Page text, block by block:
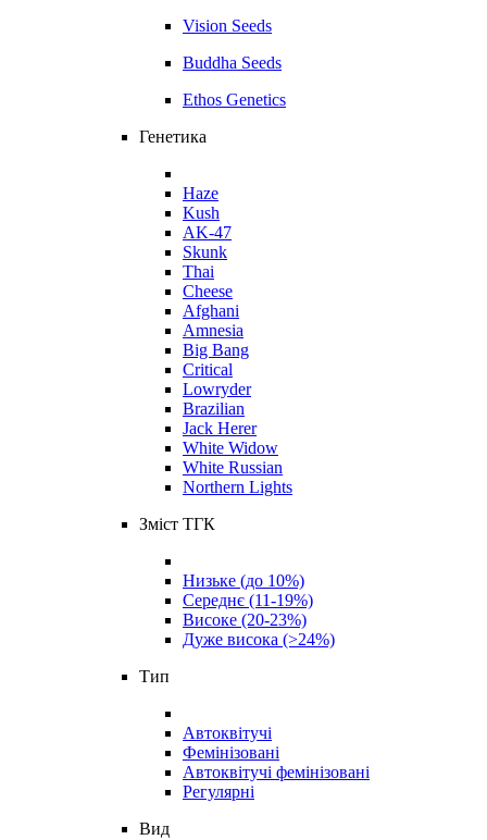
Vision Seeds
Buddha Seeds
Ethos Genetics
Генетика
Haze
Kush
AK-47
Skunk
Thai
Cheese
Afghani
Amnesia
Big Bang
Critical
Lowryder
Brazilian
Jack Herer
White Widow
White Russian
Northern Lights
Зміст ТГК
Низьке (до 10%)
Середнє (11-19%)
Високе (20-23%)
Дуже висока (>24%)
Тип
Автоквітучі
Фемінізовані
Автоквітучі фемінізовані
Регулярні
Вид